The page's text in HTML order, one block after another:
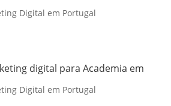
Digital em Portugal
digital para Academia em
Digital em Portugal